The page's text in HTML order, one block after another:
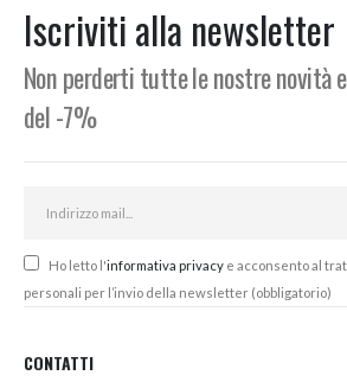
a
63,50€
Iscriviti alla newsletter
Non perderti tutte le nostre novità
del -7%
Ho letto l'informativa privacy e acconsento al
personali per l’invio della newsletter (obbligatorio)
CONTATTI